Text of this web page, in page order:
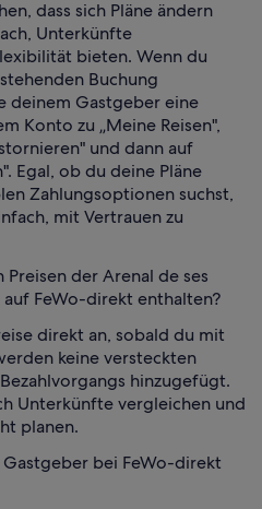
dass sich Pläne ändern
Unterkünfte
bieten. Wenn du
Buchung
deinem Gastgeber eine
Konto zu „Meine Reisen",
und dann auf
Egal, ob du deine Pläne
Zahlungsoptionen suchst,
mit Vertrauen zu
der Arenal de ses
FeWo-direkt enthalten?
direkt an, sobald du mit
keine versteckten
hinzugefügt.
Unterkünfte vergleichen und
planen.
bei FeWo-direkt